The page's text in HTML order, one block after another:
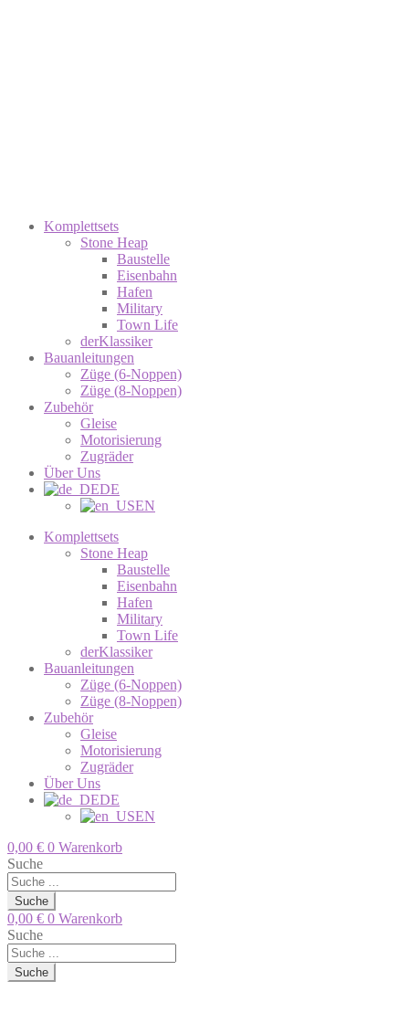
Komplettsets
Stone Heap
Baustelle
Eisenbahn
Hafen
Military
Town Life
derKlassiker
Bauanleitungen
Züge (6-Noppen)
Züge (8-Noppen)
Zubehör
Gleise
Motorisierung
Zugräder
Über Uns
DE
EN
Komplettsets
Stone Heap
Baustelle
Eisenbahn
Hafen
Military
Town Life
derKlassiker
Bauanleitungen
Züge (6-Noppen)
Züge (8-Noppen)
Zubehör
Gleise
Motorisierung
Zugräder
Über Uns
DE
EN
0,00 € 0 Warenkorb
Suche
Suche
0,00 € 0 Warenkorb
Suche
Suche